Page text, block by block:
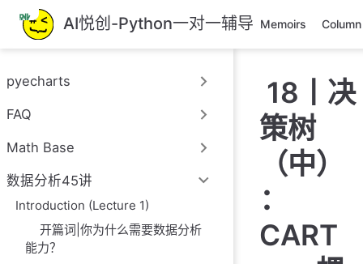
跳
至
主
內
AI悦创-Python一对一辅导 Memoirs Column
pyecharts
FAQ
Math Base
数据分析45讲
Introduction (Lecture 1)
开篇词|你为什么需要数据分析
能力？
18丨决
策树
（中）
：
CART